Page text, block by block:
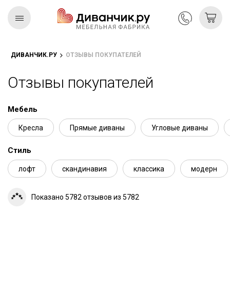
ДИВАНЧИК.РУ ОТЗЫВЫ ПОКУПАТЕЛЕЙ
Отзывы покупателей
Мебель
Кресла Прямые диваны Угловые диваны
Стиль
лофт скандинавия классика модерн
Показано 5782 отзывов из 5782
коллекция